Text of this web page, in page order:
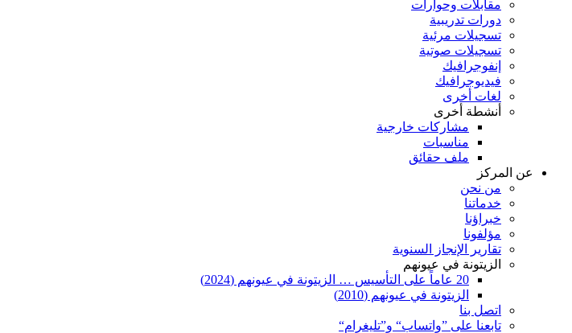
مقابلات وحوارات
دورات تدريبية
تسجيلات مرئية
تسجيلات صوتية
إنفوجرافيك
فيديوجرافيك
لغات أخرى
أنشطة أخرى
مشاركات خارجية
مناسبات
ملف حقائق
عن المركز
من نحن
خدماتنا
خبراؤنا
مؤلفونا
تقارير الإنجاز السنوية
الزيتونة في عيونهم
20 عاماً على التأسيس … الزيتونة في عيونهم (2024)
الزيتونة في عيونهم (2010)
اتصل بنا
تابعنا على ”واتساب“ و”تليغرام“